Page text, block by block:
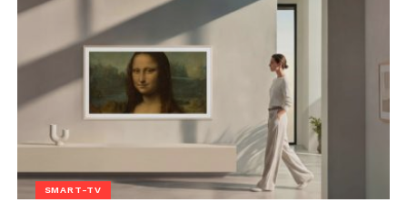
SMART-TV